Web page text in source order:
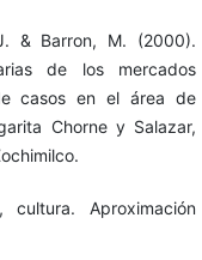
& Barron, M. (2000).
de los mercados
casos en el área de
Chorne y Salazar,
cultura. Aproximación